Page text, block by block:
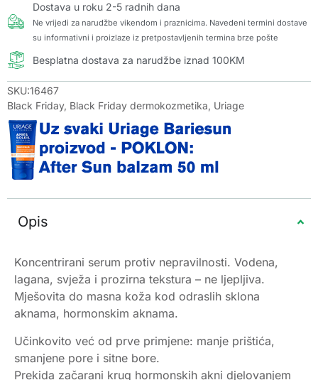
Dostava u roku 2-5 radnih dana
Ne vrijedi za narudžbe vikendom i praznicima. Navedeni termini dostave
su informativni i proizlaze iz pretpostavljenih termina brze pošte
Besplatna dostava za narudžbe iznad 100KM
SKU:16467
Black Friday, Black Friday dermokozmetika, Uriage
Opis
Koncentrirani serum protiv nepravilnosti. Vodena,
lagana, svježa i prozirna tekstura – ne ljepljiva.
Mješovita do masna koža kod odraslih sklona
aknama, hormonskim aknama.
Učinkovito već od prve primjene: manje prištića,
smanjene pore i sitne bore.
Prekida začarani krug hormonskih akni djelovanjem